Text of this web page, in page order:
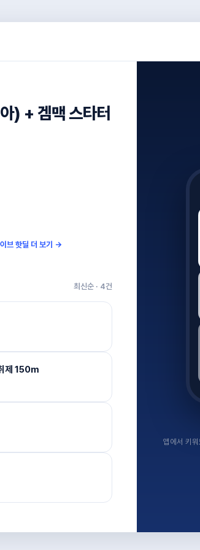
) + 겜맥 스타터
브 핫딜 더 보기 →
앱에서 키
최신순 · 4건
제 150m